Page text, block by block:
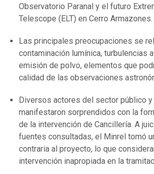
Observatorio Paranal y el futuro
Telescope (ELT) en Cerro Armazones.
Las principales preocupaciones se
contaminación lumínica, turbulencias
emisión de polvo, elementos que
calidad de las observaciones
Diversos actores del sector público
manifestaron sorprendidos con la
de la intervención de Cancillería. A
fuentes consultadas, el Minrel tomó
contraria al proyecto, lo que
intervención inapropiada en la